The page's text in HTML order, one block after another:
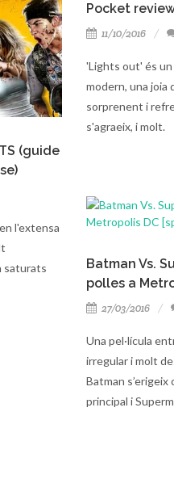
(guide
l'extensa
saturats
Pocket
11/10/2016
'Lights out' és
modern, una joia
sorprenent i
s'agraeix, i molt.
Batman Vs.
polles a
27/03/2016
Una pel·lícula
irregular i molt
Batman
principal i